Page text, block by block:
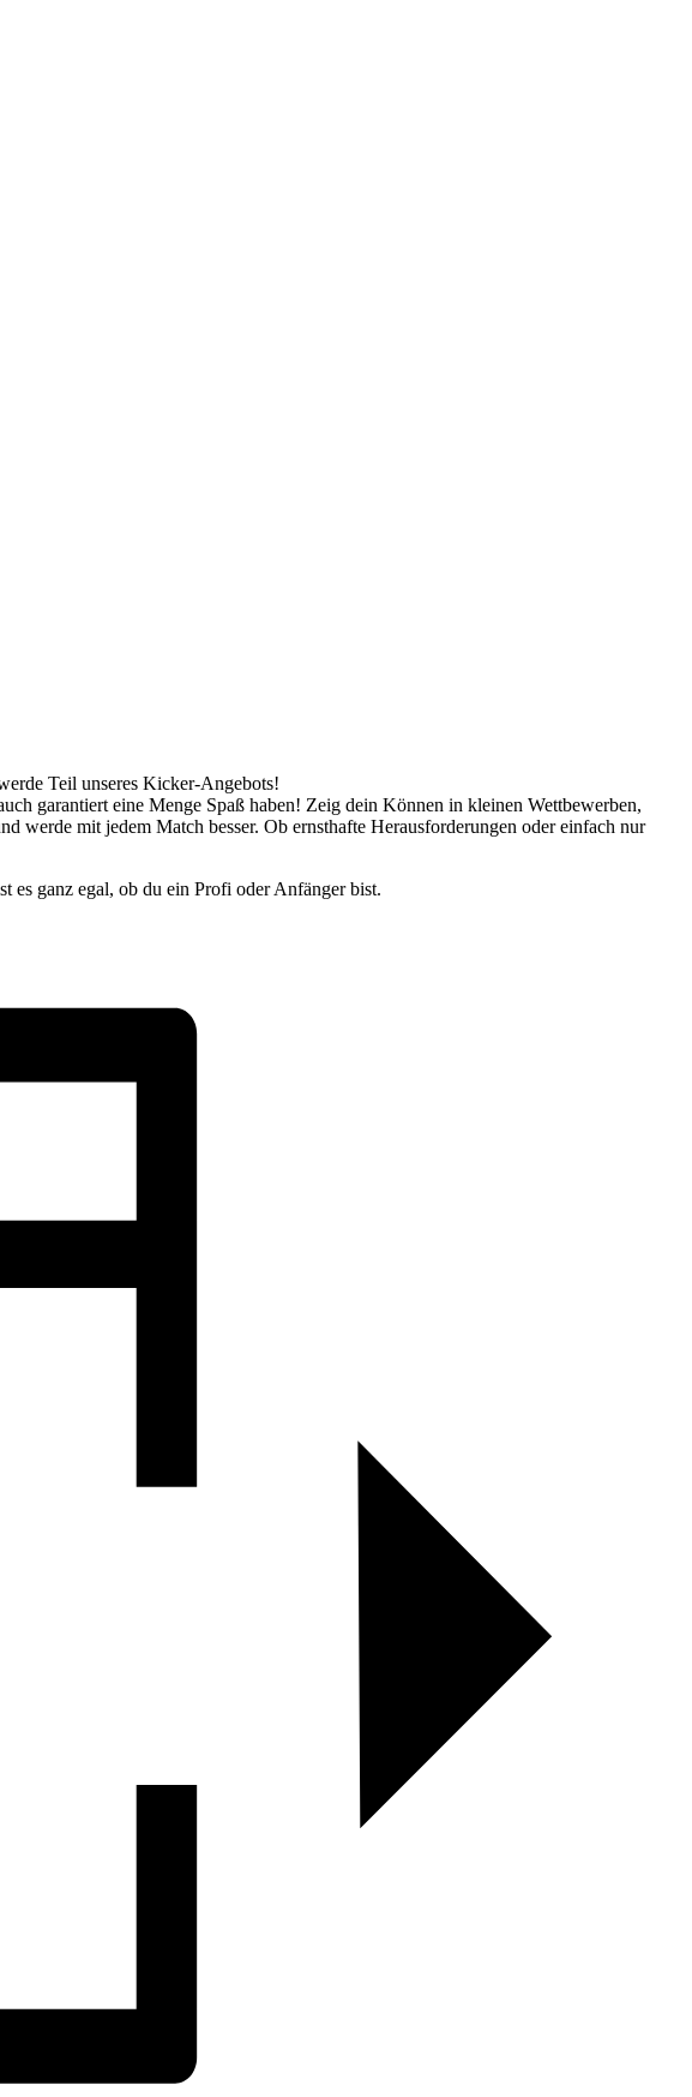
Teil unseres Kicker-Angebots!
garantiert eine Menge Spaß haben! Zeig dein Können in kleinen Wettbewerben,
werde mit jedem Match besser. Ob ernsthafte Herausforderungen oder einfach nur
ganz egal, ob du ein Profi oder Anfänger bist.